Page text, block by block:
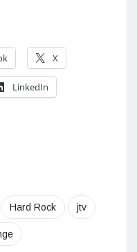
X
LinkedIn
Hard Rock jtv